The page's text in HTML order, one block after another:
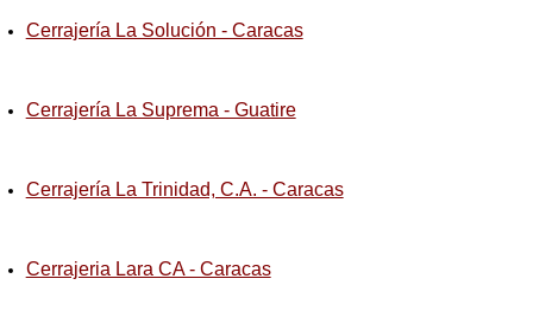
Cerrajería La Solución - Caracas
Cerrajería La Suprema - Guatire
Cerrajería La Trinidad, C.A. - Caracas
Cerrajeria Lara CA - Caracas